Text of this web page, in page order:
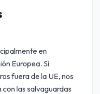
en
Europea. Si
fuera de la UE, nos
las salvaguardas